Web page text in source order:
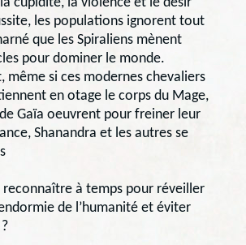
les populations ignorent tout
que les Spiraliens mènent
pour dominer le monde.
même si ces modernes chevaliers
en otage le corps du Mage,
de Gaïa oeuvrent pour freiner leur
Shanandra et les autres se
reconnaître à temps pour réveiller
de l’humanité et éviter